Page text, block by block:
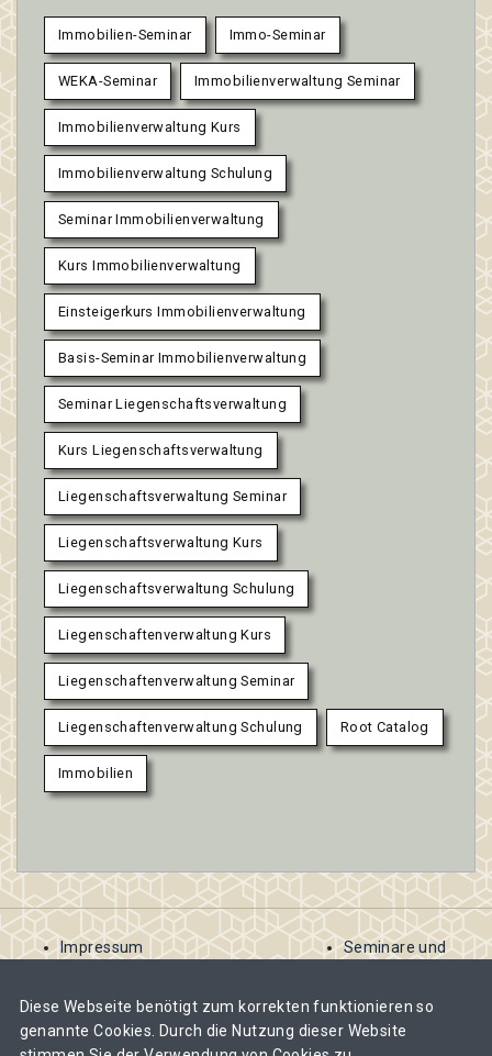
Immobilien-Seminar Immo-Seminar
WEKA-Seminar Immobilienverwaltung Seminar
Immobilienverwaltung Kurs
Immobilienverwaltung Schulung
Seminar Immobilienverwaltung
Kurs Immobilienverwaltung
Einsteigerkurs Immobilienverwaltung
Basis-Seminar Immobilienverwaltung
Seminar Liegenschaftsverwaltung
Kurs Liegenschaftsverwaltung
Liegenschaftsverwaltung Seminar
Liegenschaftsverwaltung Kurs
Liegenschaftsverwaltung Schulung
Liegenschaftenverwaltung Kurs
Liegenschaftenverwaltung Seminar
Liegenschaftenverwaltung Schulung Root Catalog
Immobilien
Impressum
Datenschutzbestimmungen
Seminare und
Diese Webseite benötigt zum korrekten funktionieren so
genannte Cookies. Durch die Nutzung dieser Website